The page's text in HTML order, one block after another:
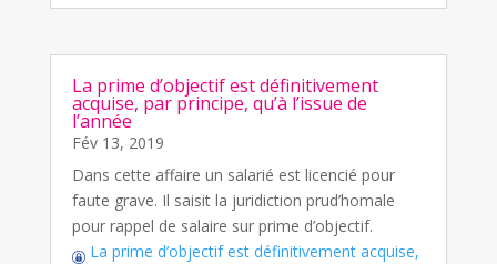
La prime d’objectif est définitivement
acquise, par principe, qu’à l’issue de
l’année
Fév 13, 2019
Dans cette affaire un salarié est licencié pour
faute grave. Il saisit la juridiction prud’homale
pour rappel de salaire sur prime d’objectif.
La prime d’objectif est définitivement acquise,